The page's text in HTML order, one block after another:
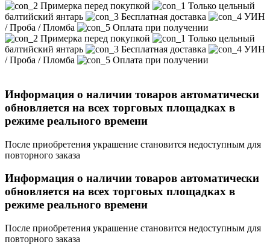
Примерка перед покупкой
Только цельный
балтийский янтарь
Бесплатная доставка
УИН
/ Проба / Пломба
Оплата при получении
Примерка перед покупкой
Только цельный
балтийский янтарь
Бесплатная доставка
УИН
/ Проба / Пломба
Оплата при получении
Информация о наличии товаров автоматически
обновляется на всех торговых площадках в
режиме реального времени
После приобретения украшение становится недоступным для
повторного заказа
Информация о наличии товаров автоматически
обновляется на всех торговых площадках в
режиме реального времени
После приобретения украшение становится недоступным для
повторного заказа